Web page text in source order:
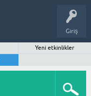
Giriş
Yeni etkinlikler